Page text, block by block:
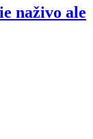
naživo ale